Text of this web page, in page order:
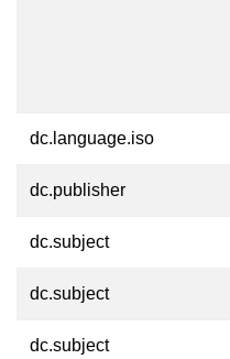
dc.language.iso
dc.publisher
dc.subject
dc.subject
dc.subject